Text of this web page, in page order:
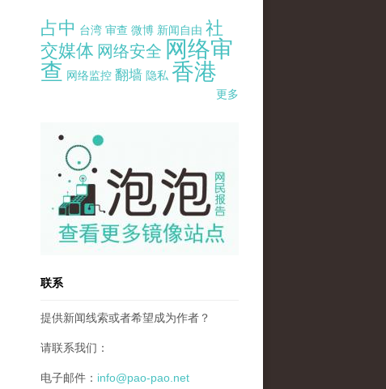
占中 台湾 审查 微博 新闻自由 社
交媒体 网络安全 网络审
查 网络监控 翻墙 隐私 香港
更多
pao-pao-banner-mirror-site-120814.jpg
联系
提供新闻线索或者希望成为作者？
请联系我们：
电子邮件： info@pao-pao.net